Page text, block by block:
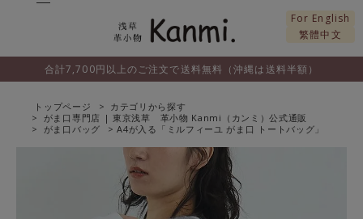
For English
繁體中文
合計7,700円以上のご注文で送料無料（沖縄は送料半額）
トップページ
カテゴリから探す
がま口専門店 | 東京浅草 革小物 Kanmi（カンミ）公式通販
がま口バッグ
A4が入る「ミルフィーユ がま口 トートバッグ」